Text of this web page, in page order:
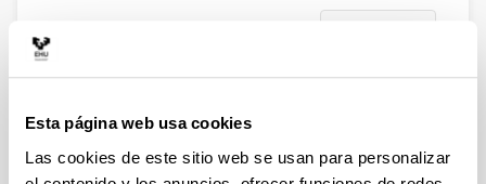
Esta página web usa cookies
Las cookies de este sitio web se usan para personalizar
Abrir/cerrar
Calidad de la democracia y